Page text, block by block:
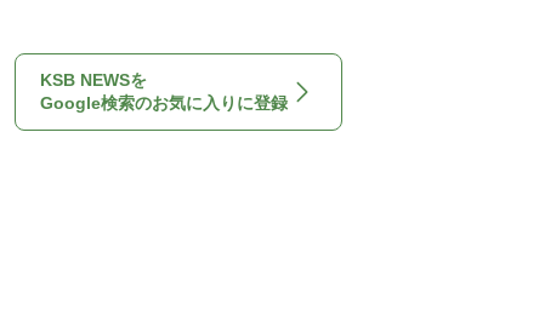
KSB NEWSを
Google検索のお気に入りに登録